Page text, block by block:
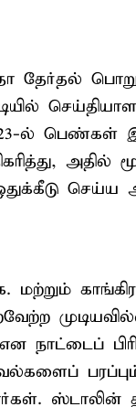
தேர்தல்
ல் பெண்கள்
அதில்
மற்றும்
என நாட்டைப்
ஸ்டாலின்